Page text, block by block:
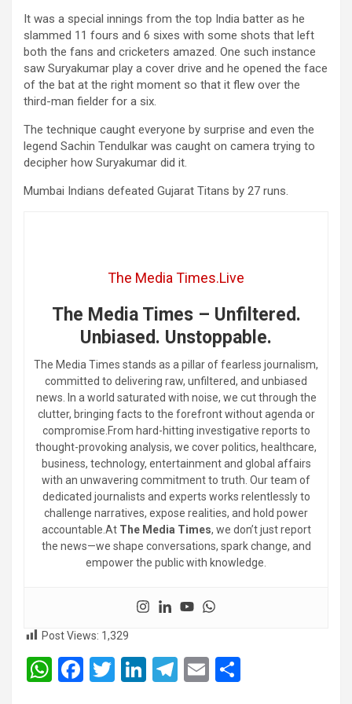
It was a special innings from the top India batter as he
slammed 11 fours and 6 sixes with some shots that left
both the fans and cricketers amazed. One such instance
saw Suryakumar play a cover drive and he opened the face
of the bat at the right moment so that it flew over the
third-man fielder for a six.
The technique caught everyone by surprise and even the
legend Sachin Tendulkar was caught on camera trying to
decipher how Suryakumar did it.
Mumbai Indians defeated Gujarat Titans by 27 runs.
The Media Times.Live
The Media Times – Unfiltered.
Unbiased. Unstoppable.
The Media Times stands as a pillar of fearless journalism,
committed to delivering raw, unfiltered, and unbiased
news. In a world saturated with noise, we cut through the
clutter, bringing facts to the forefront without agenda or
compromise.From hard-hitting investigative reports to
thought-provoking analysis, we cover politics, healthcare,
business, technology, entertainment and global affairs
with an unwavering commitment to truth. Our team of
dedicated journalists and experts works relentlessly to
challenge narratives, expose realities, and hold power
accountable.At The Media Times, we don’t just report
the news—we shape conversations, spark change, and
empower the public with knowledge.
Post Views: 1,329
W F
T
Li
T
E